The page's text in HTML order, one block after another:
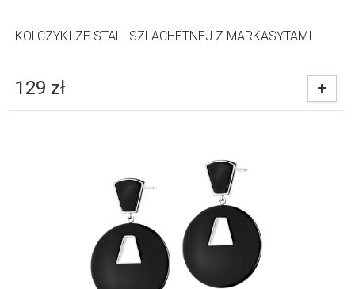
KOLCZYKI ZE STALI SZLACHETNEJ Z MARKASYTAMI
129 zł